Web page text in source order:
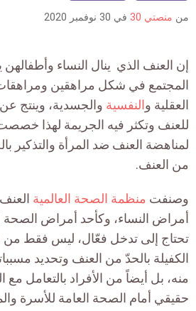
من منصتي 30 في 30 نوفمبر 2020
إن العنف الذي ينال النساء وأطفالهن
المجتمع في شكل مراهقين
العقلية والنفسية والجسدية، وينتج
للعنف وتكثر فيه الجريمة لهذا
لمناهضة العنف ضد المرأة والتذكير
من العنف.
وصنفت منظمة الصحة العالمية
أمراض النساء، وكأحد أمراض الصحة
تحتاج إلى تدخل فعّال، ليس فقط من
الكفيلة بالحدّ من العنف وتحديد
منه، بل أيضاً من الأفراد بالتعامل
حقيقي أمام الصحة العامة للأسرة